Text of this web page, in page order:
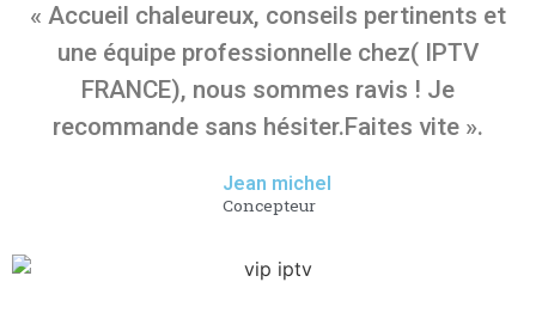
« Accueil chaleureux, conseils pertinents et
une équipe professionnelle chez( IPTV
FRANCE), nous sommes ravis ! Je
recommande sans hésiter.Faites vite ».
Jean michel
Concepteur